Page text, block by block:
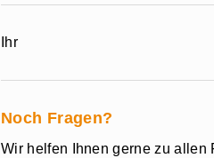
Ihr
Noch Fragen?
Wir helfen Ihnen gerne zu allen